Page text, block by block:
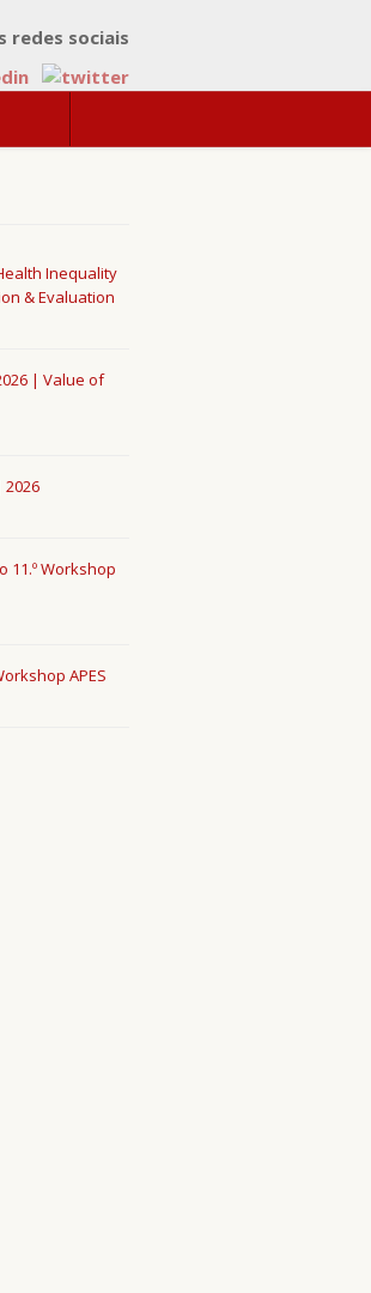
redes sociais
Inequality
& Evaluation
| Value of
2026
11.º Workshop
APES